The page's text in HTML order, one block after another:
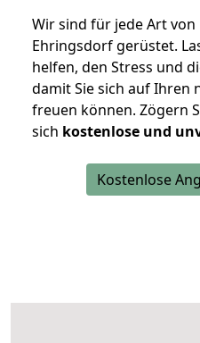
Wir sind für jede Art von
Ehringsdorf gerüstet.
helfen, den Stress und
damit Sie sich auf Ihren
freuen können. Zögern
sich kostenlose und
Kostenlose